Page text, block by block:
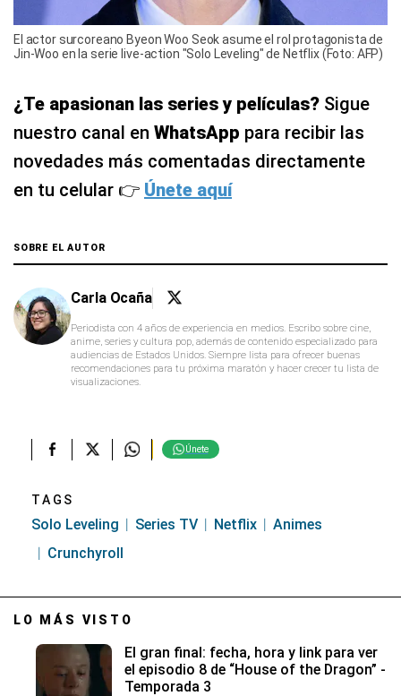
El actor surcoreano Byeon Woo Seok asume el rol protagonista de
Jin-Woo en la serie live-action "Solo Leveling" de Netflix (Foto: AFP)
¿Te apasionan las series y películas? Sigue
nuestro canal en WhatsApp para recibir las
novedades más comentadas directamente
en tu celular 👉 Únete aquí
SOBRE EL AUTOR
Carla Ocaña
Periodista con 4 años de experiencia en medios. Escribo sobre cine,
anime, series y cultura pop, además de contenido especializado para
audiencias de Estados Unidos. Siempre lista para ofrecer buenas
recomendaciones para tu próxima maratón y hacer crecer tu lista de
visualizaciones.
Únete
TAGS
Solo Leveling Series TV Netflix
Animes
Crunchyroll
LO MÁS VISTO
El gran final: fecha, hora y link para ver
el episodio 8 de “House of the Dragon” -
Temporada 3